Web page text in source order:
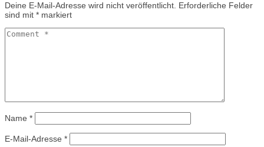
Deine E-Mail-Adresse wird nicht veröffentlicht. Erforderliche Felder
sind mit * markiert
Name *
E-Mail-Adresse *